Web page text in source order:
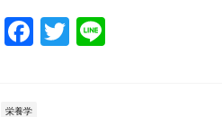
F
T
栄養学